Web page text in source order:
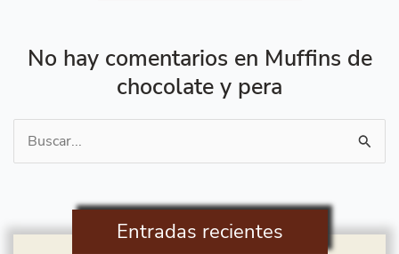
No hay comentarios en Muffins de
chocolate y pera
Buscar
por:
Entradas recientes